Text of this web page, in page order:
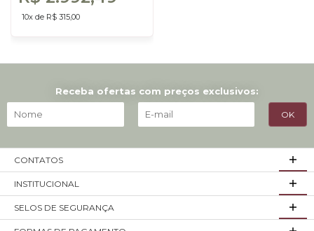
10x de R$ 315,00
Receba ofertas com preços exclusivos:
CONTATOS
INSTITUCIONAL
SELOS DE SEGURANÇA